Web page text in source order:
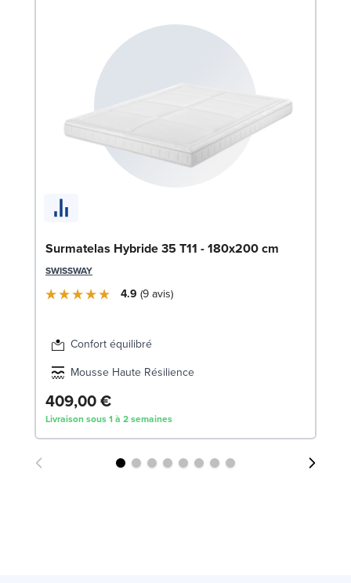
Surmatelas Hybride 35 T11 - 180x200 cm
SWISSWAY
4.9 9avis
Confort équilibré
Mousse Haute Résilience
409,00 €
Livraison sous 1 à 2 semaines